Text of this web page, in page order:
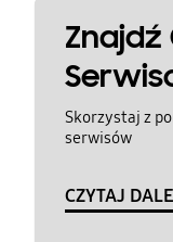
Znajdź
Skorzystaj z
serwisów
CZYTAJ